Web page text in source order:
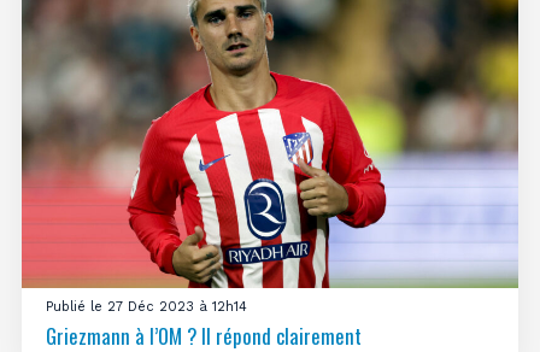
Publié le 27 Déc 2023 à 12h14
Griezmann à l’OM ? Il répond clairement